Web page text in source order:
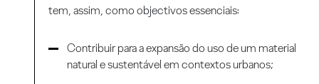
tem, assim, como objectivos essenciais:
Contribuir para a expansão do uso de um material
natural e sustentável em contextos urbanos;